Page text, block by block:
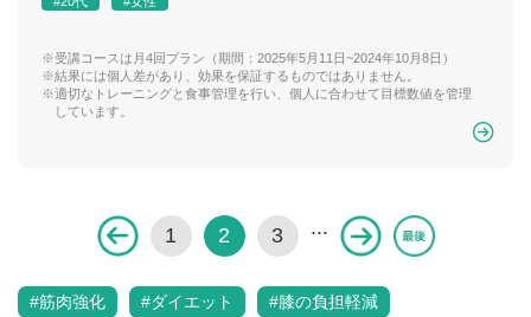
※受講コースは月4回プラン（期間：2025年5月11日~2024年10月8日）
※結果には個人差があり、効果を保証するものではありません。
※適切なトレーニングと食事管理を行い、個人に合わせて目標数値を管理
しています。
1 2 3 ...
#筋肉強化 #ダイエット #膝の負担軽減